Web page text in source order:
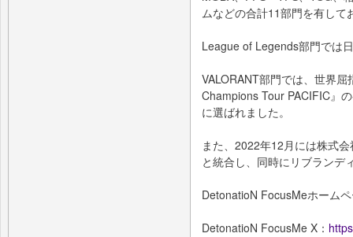
ムなどの合計11部門を有し
League of Legends部門では
VALORANT部門では、世界
Champions Tour PACIFIC』
に選ばれました。
また、2022年12月には株式
と統合し、同時にリブランデ
DetonatioN FocusMeホーム
DetonatioN FocusMe X：